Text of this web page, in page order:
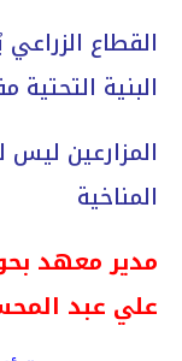
القطاع
البنية التحتية
المزارعين
المناخية
مدير معهد
علي عبد